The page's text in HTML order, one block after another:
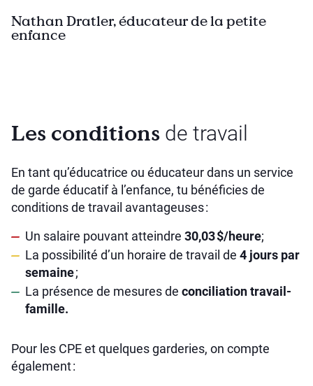
Nathan Dratler, éducateur de la petite
enfance
Les conditions de travail
En tant qu’éducatrice ou éducateur dans un service
de garde éducatif à l’enfance, tu bénéficies de
conditions de travail avantageuses :
Un salaire pouvant atteindre 30,03 $/heure;
La possibilité d’un horaire de travail de 4 jours par
semaine;
La présence de mesures de conciliation travail-
famille.
Pour les CPE et quelques garderies, on compte
également :